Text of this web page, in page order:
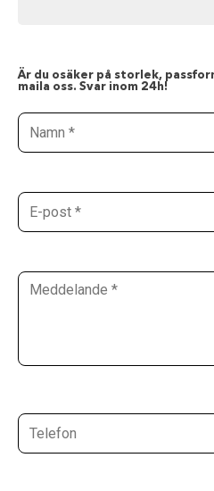
Är du osäker på storlek,
maila oss. Svar inom 24h!